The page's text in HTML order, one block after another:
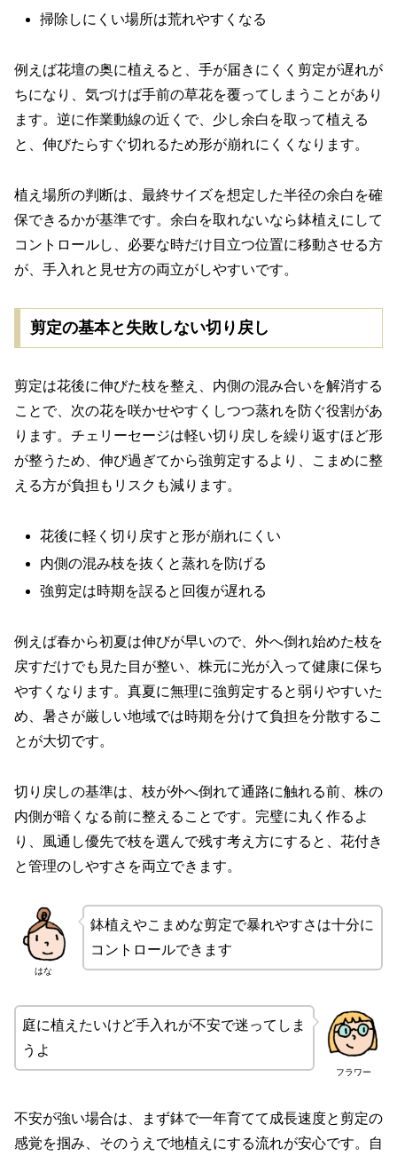
掃除しにくい場所は荒れやすくなる
例えば花壇の奥に植えると、手が届きにくく剪定が遅れが
ちになり、気づけば手前の草花を覆ってしまうことがあり
ます。逆に作業動線の近くで、少し余白を取って植える
と、伸びたらすぐ切れるため形が崩れにくくなります。
植え場所の判断は、最終サイズを想定した半径の余白を確
保できるかが基準です。余白を取れないなら鉢植えにして
コントロールし、必要な時だけ目立つ位置に移動させる方
が、手入れと見せ方の両立がしやすいです。
剪定の基本と失敗しない切り戻し
剪定は花後に伸びた枝を整え、内側の混み合いを解消する
ことで、次の花を咲かせやすくしつつ蒸れを防ぐ役割があ
ります。チェリーセージは軽い切り戻しを繰り返すほど形
が整うため、伸び過ぎてから強剪定するより、こまめに整
える方が負担もリスクも減ります。
花後に軽く切り戻すと形が崩れにくい
内側の混み枝を抜くと蒸れを防げる
強剪定は時期を誤ると回復が遅れる
例えば春から初夏は伸びが早いので、外へ倒れ始めた枝を
戻すだけでも見た目が整い、株元に光が入って健康に保ち
やすくなります。真夏に無理に強剪定すると弱りやすいた
め、暑さが厳しい地域では時期を分けて負担を分散するこ
とが大切です。
切り戻しの基準は、枝が外へ倒れて通路に触れる前、株の
内側が暗くなる前に整えることです。完璧に丸く作るよ
り、風通し優先で枝を選んで残す考え方にすると、花付き
と管理のしやすさを両立できます。
はな
鉢植えやこまめな剪定で暴れやすさは十分に
コントロールできます
フラワー
庭に植えたいけど手入れが不安で迷ってしま
うよ
不安が強い場合は、まず鉢で一年育てて成長速度と剪定の
感覚を掴み、そのうえで地植えにする流れが安心です。自